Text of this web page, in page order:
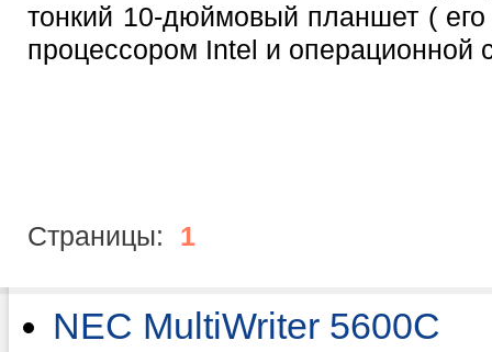
тонкий 10-дюймовый планшет (
процессором Intel и операционной
Страницы: 1
NEC MultiWriter 5600C